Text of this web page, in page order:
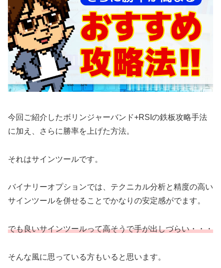
今回ご紹介したボリンジャーバンド+RSIの鉄板攻略手法
に加え、さらに勝率を上げた方法。
それはサインツールです。
バイナリーオプションでは、テクニカル分析と精度の高い
サインツールを併せることでかなりの安定感がでます。
でも良いサインツールって高そうで手が出しづらい・・・
そんな風に思っている方もいると思います。